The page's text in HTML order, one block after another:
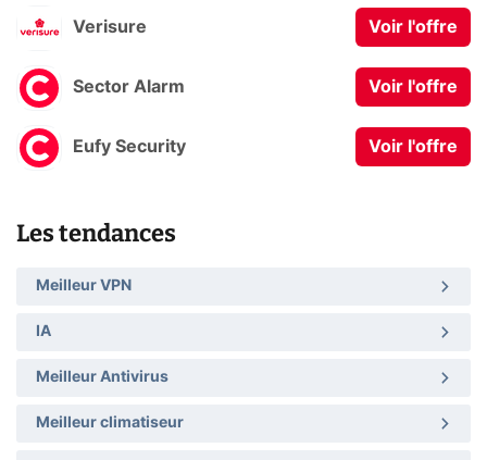
Verisure Voir l'offre
Sector Alarm Voir l'offre
Eufy Security Voir l'offre
Les tendances
Meilleur VPN
IA
Meilleur Antivirus
Meilleur climatiseur